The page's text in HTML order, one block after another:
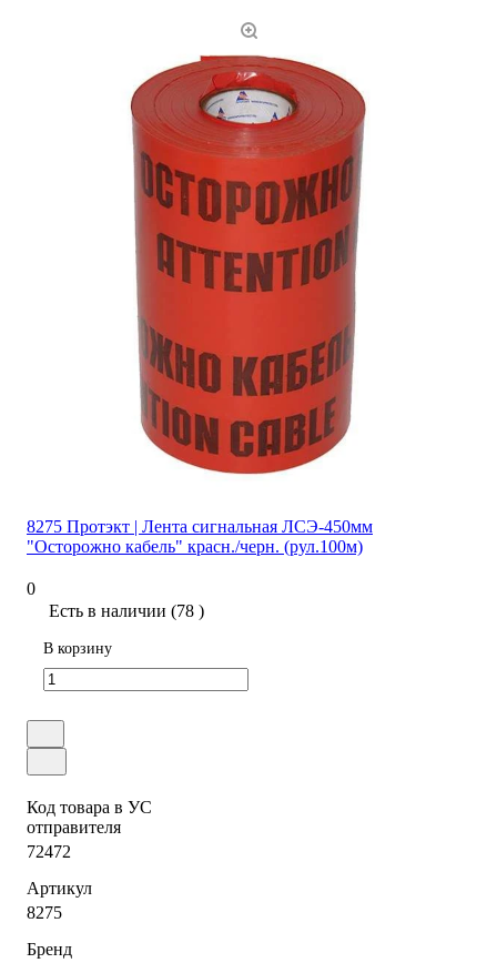
8275 Протэкт | Лента сигнальная ЛСЭ-450мм
"Осторожно кабель" красн./черн. (рул.100м)
0
Есть в наличии (78 )
В корзину
Код товара в УС
отправителя
72472
Артикул
8275
Бренд